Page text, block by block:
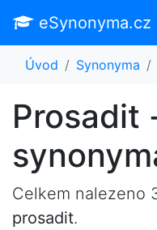
eSynonyma.cz
Úvod Synonyma
Prosadit
Celkem nalezeno
prosadit.